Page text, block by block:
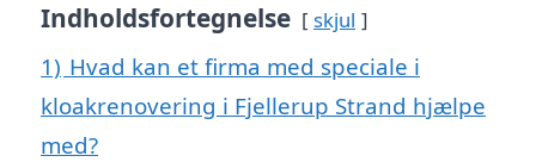
Indholdsfortegnelse skjul
1) Hvad kan et firma med speciale i
kloakrenovering i Fjellerup Strand hjælpe
med?